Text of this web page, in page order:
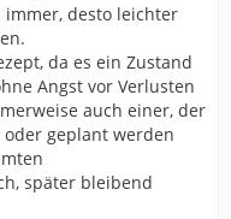
desto leichter
da es ein Zustand
Angst vor Verlusten
auch einer, der
geplant werden
später bleibend